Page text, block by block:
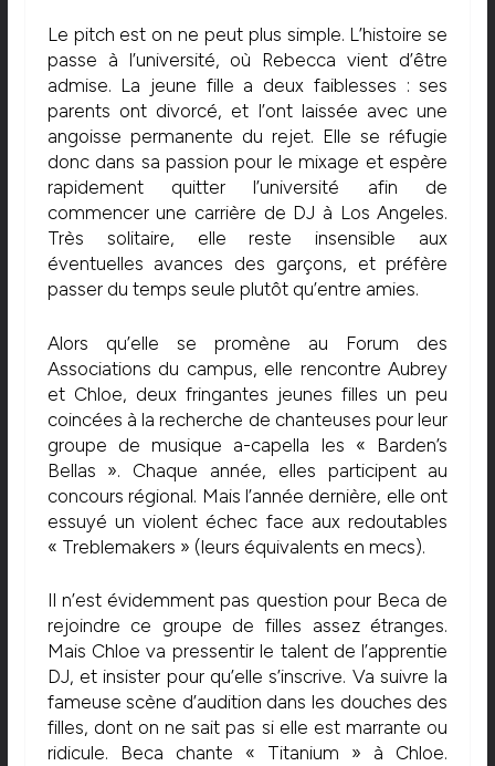
Le pitch est on ne peut plus simple. L’histoire se
passe à l’université, où Rebecca vient d’être
admise. La jeune fille a deux faiblesses : ses
parents ont divorcé, et l’ont laissée avec une
angoisse permanente du rejet. Elle se réfugie
donc dans sa passion pour le mixage et espère
rapidement quitter l’université afin de
commencer une carrière de DJ à Los Angeles.
Très solitaire, elle reste insensible aux
éventuelles avances des garçons, et préfère
passer du temps seule plutôt qu’entre amies.
Alors qu’elle se promène au Forum des
Associations du campus, elle rencontre Aubrey
et Chloe, deux fringantes jeunes filles un peu
coincées à la recherche de chanteuses pour leur
groupe de musique a-capella les « Barden’s
Bellas ». Chaque année, elles participent au
concours régional. Mais l’année dernière, elle ont
essuyé un violent échec face aux redoutables
« Treblemakers » (leurs équivalents en mecs).
Il n’est évidemment pas question pour Beca de
rejoindre ce groupe de filles assez étranges.
Mais Chloe va pressentir le talent de l’apprentie
DJ, et insister pour qu’elle s’inscrive. Va suivre la
fameuse scène d’audition dans les douches des
filles, dont on ne sait pas si elle est marrante ou
ridicule. Beca chante « Titanium » à Chloe.